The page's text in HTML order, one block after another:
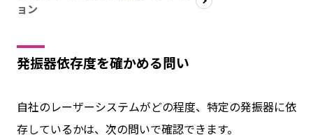
ョン
発振器依存度を確かめる問い
自社のレーザーシステムがどの程度、特定の発振器に依
存しているかは、次の問いで確認できます。